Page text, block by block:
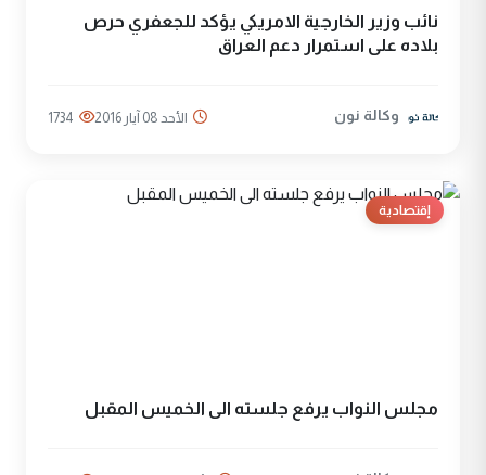
نائب وزير الخارجية الامريكي يؤكد للجعفري حرص
بلاده على استمرار دعم العراق
وكالة نون الأحد 08 آيار 2016 1734
إقتصادية
مجلس النواب يرفع جلسته الى الخميس المقبل